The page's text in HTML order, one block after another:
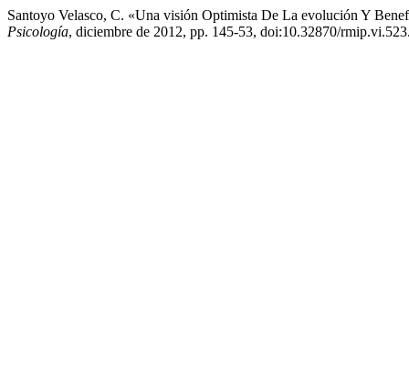
Santoyo Velasco, C. «Una visión Optimista De La evolución Y
Psicología, diciembre de 2012, pp. 145-53, doi:10.32870/